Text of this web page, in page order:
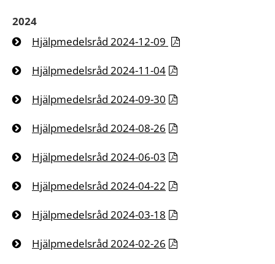
2024
Hjälpmedelsråd 2024-12-09
Hjälpmedelsråd 2024-11-04
Hjälpmedelsråd 2024-09-30
Hjälpmedelsråd 2024-08-26
Hjälpmedelsråd 2024-06-03
Hjälpmedelsråd 2024-04-22
Hjälpmedelsråd 2024-03-18
Hjälpmedelsråd 2024-02-26